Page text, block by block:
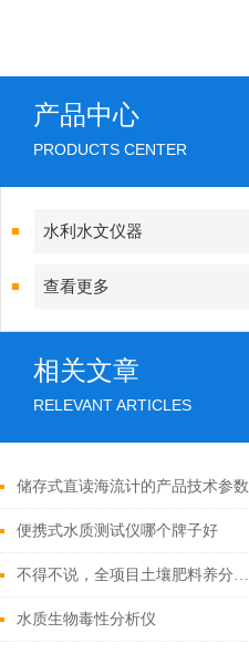
产品中心
PRODUCTS CENTER
水利水文仪器
查看更多
相关文章
RELEVANT ARTICLES
储存式直读海流计的产品技术参数
便携式水质测试仪哪个牌子好
不得不说，全项目土壤肥料养分检测仪的测试项目真的全！
水质生物毒性分析仪